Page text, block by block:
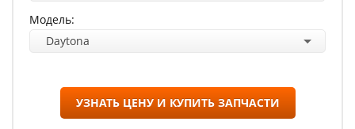
Модель:
Daytona
УЗНАТЬ ЦЕНУ И КУПИТЬ ЗАПЧАСТИ